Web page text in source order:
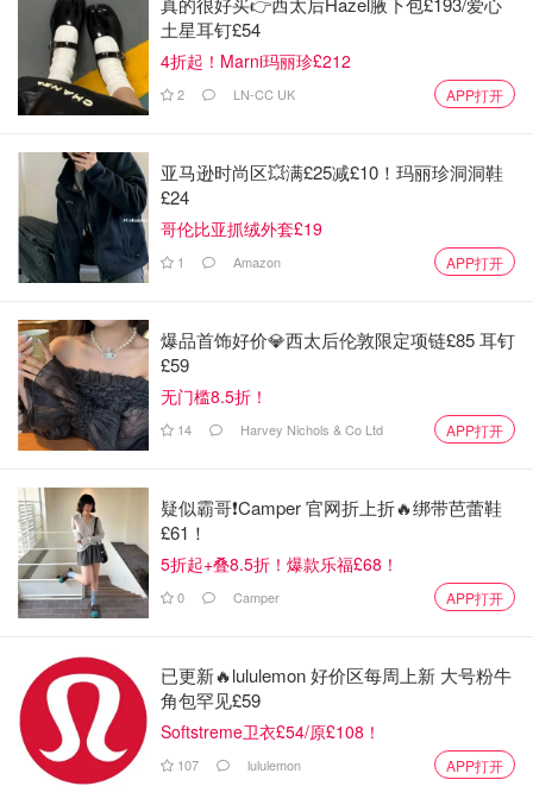
手动布粉
第一次的11秒出粉后，我会先用手布粉，轻轻地把咖啡粉往
底部压，为后续的咖啡粉腾出足够的空间。图3就是后续的
相差甚远，我会后续再加豆子。刚好这次全接上了，零浪
费。
土星耳钉£54
4折起！Marni玛丽珍£212
2 LN-CC UK APP打开
亚马逊时尚区💥满£25减£10！玛丽珍洞洞鞋
£24
哥伦比亚抓绒外套£19
1 Amazon APP打开
爆品首饰好价💎西太后伦敦限定项链£85 耳钉
£59
无门槛8.5折！
14 Harvey Nichols & Co Ltd APP打开
疑似霸哥❗️Camper 官网折上折🔥绑带芭蕾鞋
£61！
5折起+叠8.5折！爆款乐福£68！
0 Camper APP打开
已更新🔥lululemon 好价区每周上新 大号粉牛
角包罕见£59
Softstreme卫衣£54/原£108！
107 lululemon APP打开